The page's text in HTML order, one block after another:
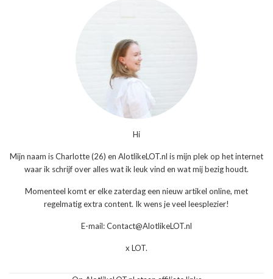
Hi
Mijn naam is Charlotte (26) en AlotlikeLOT.nl is mijn plek op het internet
waar ik schrijf over alles wat ik leuk vind en wat mij bezig houdt.
Momenteel komt er elke zaterdag een nieuw artikel online, met
regelmatig extra content. Ik wens je veel leesplezier!
E-mail: Contact@AlotlikeLOT.nl
x LOT.